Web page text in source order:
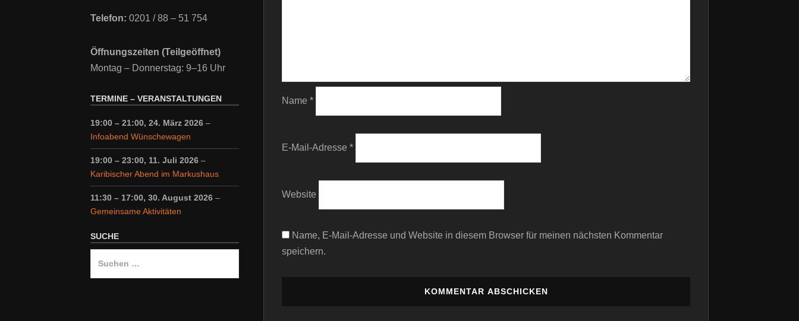
Name*
E-Mail-Adresse*
Website
Name, E-Mail-Adresse und Website in diesem Browser für meinen nächsten Kommentar
speichern.
Telefon: 0201 / 88 – 51 754
Öffnungszeiten (Teilgeöffnet)
Montag – Donnerstag: 9–16 Uhr
TERMINE – VERANSTALTUNGEN
19:00 – 21:00, 24. März 2026 –
Infoabend Wünschewagen
19:00 – 23:00, 11. Juli 2026 –
Karibischer Abend im Markushaus
11:30 – 17:00, 30. August 2026 –
Gemeinsame Aktivitäten
SUCHE